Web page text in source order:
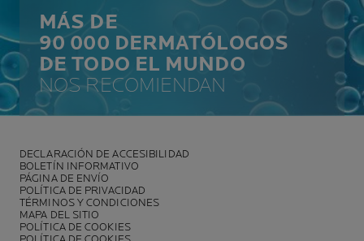
MÁS DE
90 000 DERMATÓLOGOS
DE TODO EL MUNDO
NOS RECOMIENDAN
DECLARACIÓN DE ACCESIBILIDAD
BOLETÍN INFORMATIVO
PÁGINA DE ENVÍO
POLÍTICA DE PRIVACIDAD
TÉRMINOS Y CONDICIONES
MAPA DEL SITIO
POLÍTICA DE COOKIES